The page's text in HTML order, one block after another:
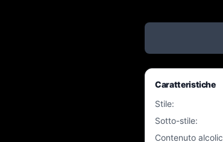
Caratteristiche
Stile:
Sotto-stile:
Contenuto